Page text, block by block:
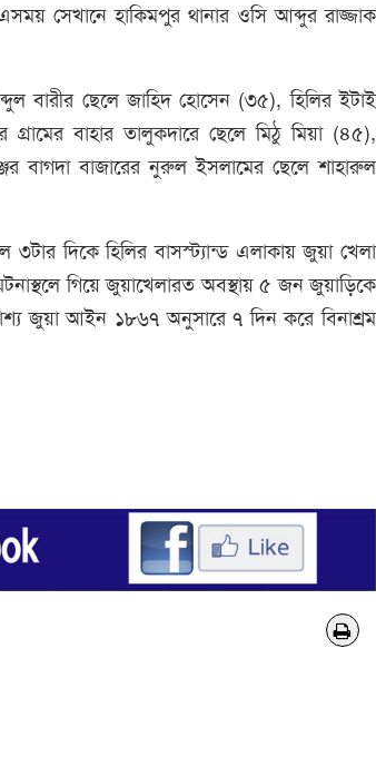
সেখানে হাকিমপুর থানার ওসি আব্দুর রাজ্জাক
বারীর ছেলে জাহিদ হোসেন (৩৫), হিলির ইটাই
বাহার তালুকদারে ছেলে মিঠু মিয়া (৪৫),
বাগদা বাজারের নুরুল ইসলামের ছেলে শাহারুল
দিকে হিলির বাসস্ট্যান্ড এলাকায় জুয়া খেলা
গিয়ে জুয়াখেলারত অবস্থায় ৫ জন জুয়াড়িকে
জুয়া আইন ১৮৬৭ অনুসারে ৭ দিন করে বিনাশ্রম